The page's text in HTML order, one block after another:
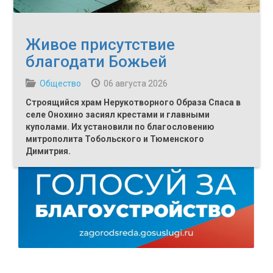
Живое присутствие
благодати Божьей
Общество
06 августа 2026
Строящийся храм Нерукотворного Образа Спаса в
селе Онохино засиял крестами и главными
куполами. Их установили по благословению
митрополита Тобольского и Тюменского
Димитрия.